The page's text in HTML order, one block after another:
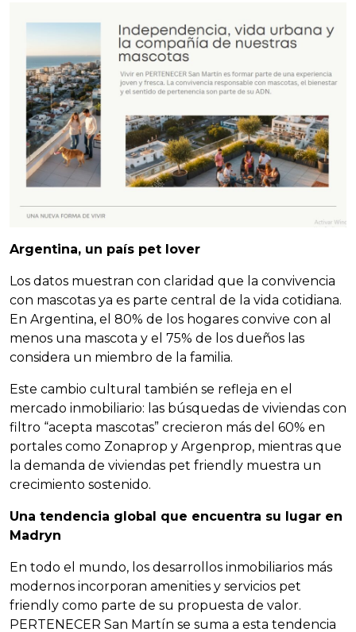
Argentina, un país pet lover
Los datos muestran con claridad que la convivencia
con mascotas ya es parte central de la vida cotidiana.
En Argentina, el 80% de los hogares convive con al
menos una mascota y el 75% de los dueños las
considera un miembro de la familia.
Este cambio cultural también se refleja en el
mercado inmobiliario: las búsquedas de viviendas con
filtro “acepta mascotas” crecieron más del 60% en
portales como Zonaprop y Argenprop, mientras que
la demanda de viviendas pet friendly muestra un
crecimiento sostenido.
Una tendencia global que encuentra su lugar en
Madryn
En todo el mundo, los desarrollos inmobiliarios más
modernos incorporan amenities y servicios pet
friendly como parte de su propuesta de valor.
PERTENECER San Martín se suma a esta tendencia